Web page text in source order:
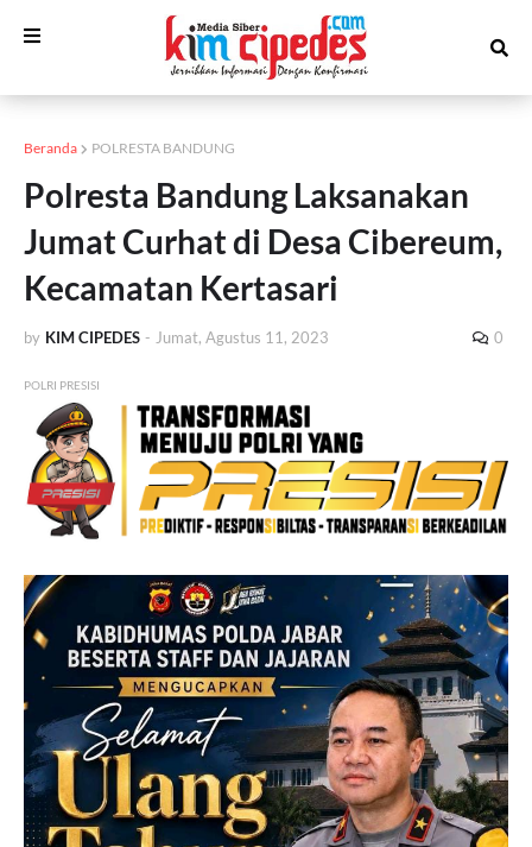
Beranda POLRESTA BANDUNG
Polresta Bandung Laksanakan
Jumat Curhat di Desa Cibereum,
Kecamatan Kertasari
by KIM CIPEDES - Jumat, Agustus 11, 2023 0
POLRI PRESISI